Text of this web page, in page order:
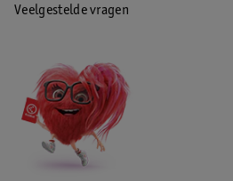
Veelgestelde vragen